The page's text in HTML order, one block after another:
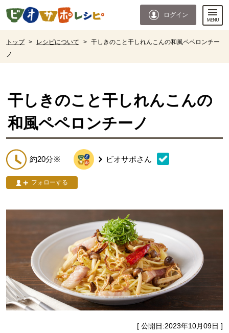
ページの先頭です。
ログイン
トップ > レシピについて > 干しきのこと干しれんこんの和風ペペロンチー
ノ
干しきのこと干しれんこんの
和風ペペロンチーノ
約20分※ ビオサポさん
フォローする
[ 公開日:2023年10月09日 ]